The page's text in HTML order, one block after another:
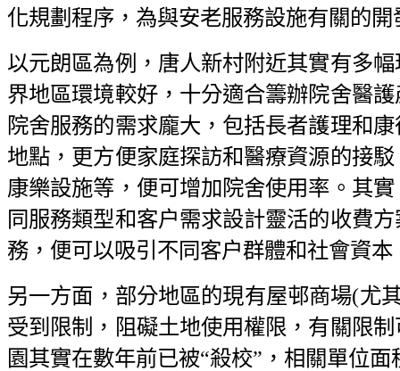
化規劃程序，為與安老服務設施有關的
以元朗區為例，唐人新村附近其實有多
界地區環境較好，十分適合籌辦院舍醫
院舍服務的需求龐大，包括長者護理和
地點，更方便家庭探訪和醫療資源的接
康樂設施等，便可增加院舍使用率。其
同服務類型和客户需求設計靈活的收費
務，便可以吸引不同客户群體和社會資
另一方面，部分地區的現有屋邨商場(尤
受到限制，阻礙土地使用權限，有關限
園其實在數年前已被“殺校”，相關單位